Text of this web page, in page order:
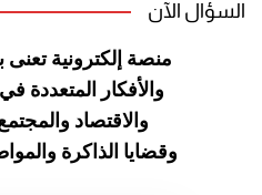
السؤال الآن
منصة إلكترونية تعنى
والأفكار المتعددة
والاقتصاد
وقضايا الذاكرة